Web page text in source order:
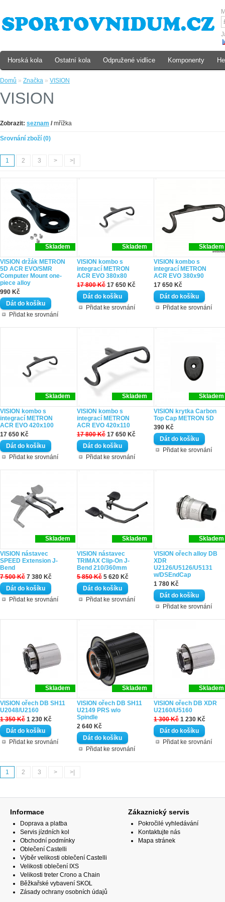
Domů » Značka » VISION
VISION
Zobrazit: seznam /mřížka
Srovnání zboží (0)
1 2 3 > >|
Skladem
VISION držák METRON
5D ACR EVO/SMR
Computer Mount one-
piece alloy
990 Kč
Přidat ke srovnání
Skladem
VISION kombo s
integrací METRON
ACR EVO 380x80
17 800 Kč 17 650 Kč
Přidat ke srovnání
Skladem
VISION kombo s
integrací METRON
ACR EVO 380x90
17 650 Kč
Přidat ke srovnání
Skladem
VISION kombo s
integrací METRON
ACR EVO 420x100
17 650 Kč
Přidat ke srovnání
Skladem
VISION kombo s
integrací METRON
ACR EVO 420x110
17 800 Kč 17 650 Kč
Přidat ke srovnání
Skladem
VISION krytka Carbon
Top Cap METRON 5D
390 Kč
Přidat ke srovnání
Skladem
VISION nástavec
SPEED Extension J-
Bend
7 500 Kč 7 380 Kč
Přidat ke srovnání
Skladem
VISION nástavec
TRIMAX Clip-On J-
Bend 210/360mm
5 850 Kč 5 620 Kč
Přidat ke srovnání
Skladem
VISION ořech alloy DB
XDR
U2126/U5126/U5131
w/DSEndCap
1 780 Kč
Přidat ke srovnání
Skladem
VISION ořech DB SH11
U2048/U2160
1 350 Kč 1 230 Kč
Přidat ke srovnání
Skladem
VISION ořech DB SH11
U2149 PRS w/o
Spindle
2 640 Kč
Přidat ke srovnání
Skladem
VISION ořech DB XDR
U2160/U5160
1 300 Kč 1 230 Kč
Přidat ke srovnání
1 2 3 > >|
Horská kola Ostatní kola Odpružené vidlice Komponenty
Informace
Doprava a platba
Servis jízdních kol
Obchodní podmínky
Oblečení Castelli
Výběr velikosti oblečení Castelli
Velikosti oblečení IXS
Velikosti treter Crono a Chain
Běžkařské vybavení SKOL
Zásady ochrany osobních údajů
Zákaznický servis
Pokročilé vyhledávání
Kontaktujte nás
Mapa stránek